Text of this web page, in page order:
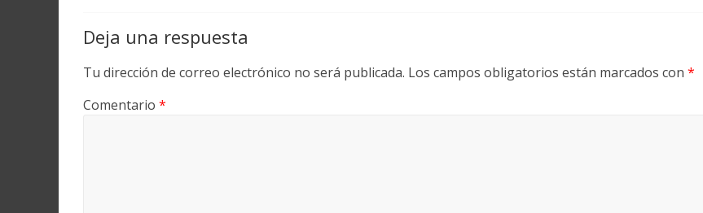
Deja una respuesta
Tu dirección de correo electrónico no será publicada. Los campos obligatorios están marcados con *
Comentario *